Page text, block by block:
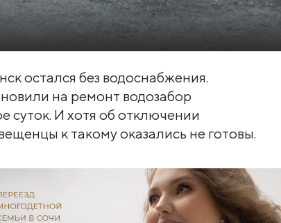
остался без водоснабжения.
на ремонт водозабор
суток. И хотя об отключении
к такому оказались не готовы.